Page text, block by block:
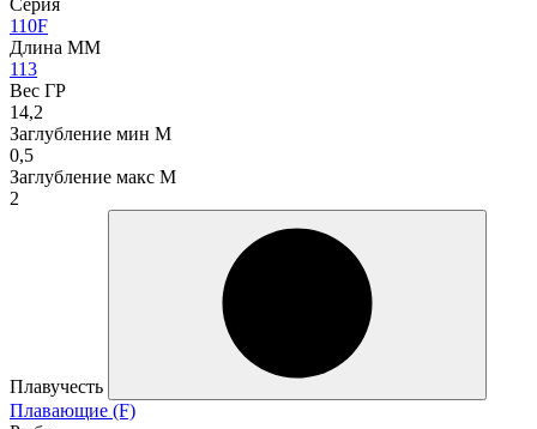
110F
Длина ММ
113
Вес ГР
14,2
Заглубление мин М
0,5
Заглубление макс М
2
Плавучесть
Плавающие (F)